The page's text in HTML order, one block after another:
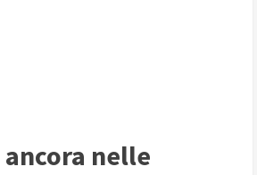
nelle